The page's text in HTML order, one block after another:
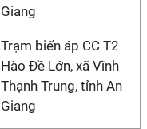
Giang
Trạm biến áp CC T2
Hào Đề Lớn, xã Vĩnh
Thạnh Trung, tỉnh An
Giang